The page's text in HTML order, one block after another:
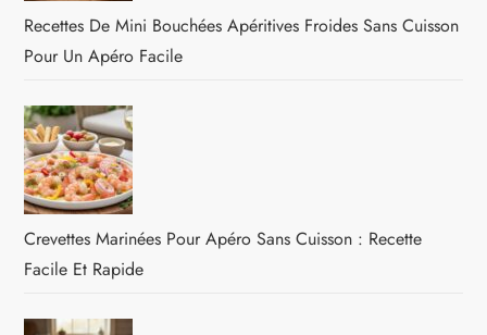
Recettes De Mini Bouchées Apéritives Froides Sans Cuisson
Pour Un Apéro Facile
Crevettes Marinées Pour Apéro Sans Cuisson : Recette
Facile Et Rapide